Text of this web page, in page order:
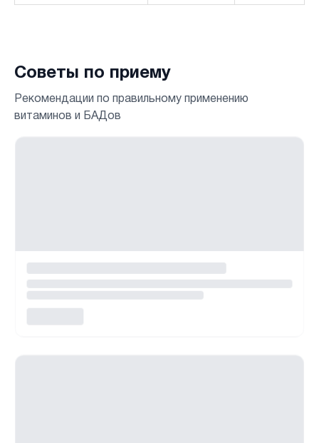
Советы по приему
Рекомендации по правильному применению
витаминов и БАДов